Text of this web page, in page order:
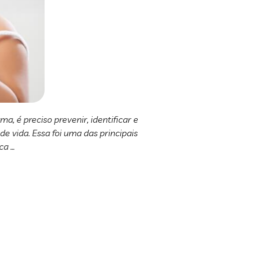
é preciso prevenir, identificar e
vida. Essa foi uma das principais
…